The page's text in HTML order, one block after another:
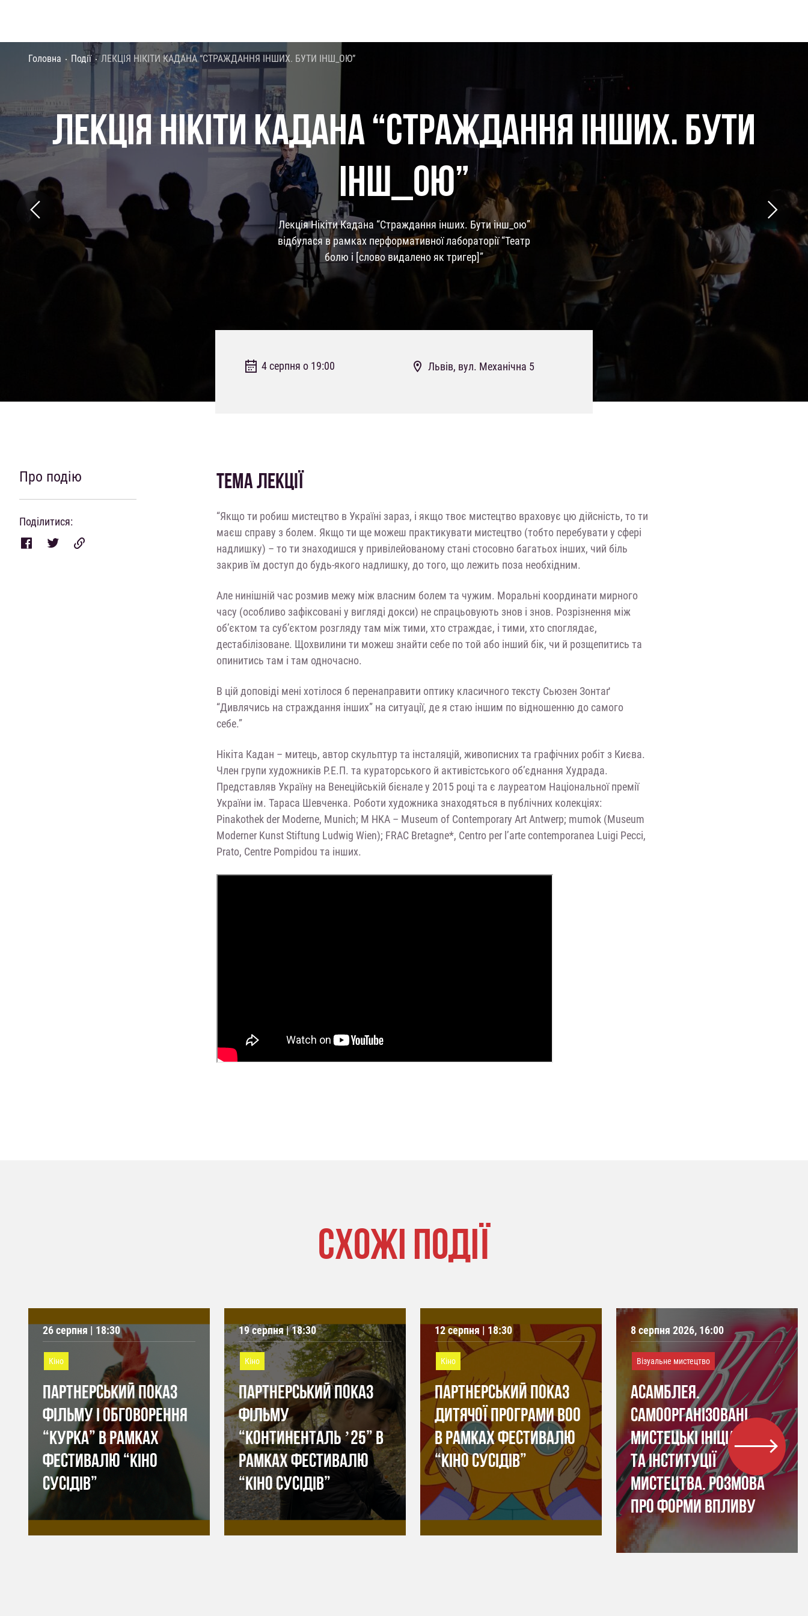
Головна Події ЛЕКЦІЯ НІКІТИ КАДАНА “СТРАЖДАННЯ ІНШИХ. БУТИ ІНШ_ОЮ”
ЛЕКЦІЯ НІКІТИ КАДАНА “СТРАЖДАННЯ ІНШИХ. БУТИ
ІНШ_ОЮ”
Лекція Нікіти Кадана “Страждання інших. Бути інш_ою”
відбулася в рамках перформативної лабораторії “Театр
болю і [слово видалено як тригер]”
4 серпня о 19:00 Львів, вул. Механічна 5
Про подію
Поділитися:
ТЕМА ЛЕКЦІЇ
“Якщо ти робиш мистецтво в Україні зараз, і якщо твоє мистецтво враховує цю дійсність, то ти
маєш справу з болем. Якщо ти ще можеш практикувати мистецтво (тобто перебувати у сфері
надлишку) – то ти знаходишся у привілейованому стані стосовно багатьох інших, чий біль
закрив їм доступ до будь-якого надлишку, до того, що лежить поза необхідним.
Але нинішній час розмив межу між власним болем та чужим. Моральні координати мирного
часу (особливо зафіксовані у вигляді докси) не спрацьовують знов і знов. Розрізнення між
об’єктом та суб’єктом розгляду там між тими, хто страждає, і тими, хто споглядає,
дестабілізоване. Щохвилини ти можеш знайти себе по той або інший бік, чи й розщепитись та
опинитись там і там одночасно.
В цій доповіді мені хотілося б перенаправити оптику класичного тексту Сьюзен Зонтаґ
“Дивлячись на страждання інших” на ситуації, де я стаю іншим по відношенню до самого
себе.”
Нікіта Кадан – митець, автор скульптур та інсталяцій, живописних та графічних робіт з Києва.
Член групи художників Р.Е.П. та кураторського й активістського об’єднання Худрада.
Представляв Україну на Венеційській бієнале у 2015 році та є лауреатом Національної премії
України ім. Тараса Шевченка. Роботи художника знаходяться в публічних колекціях:
Pinakothek der Moderne, Munich; M HKA – Museum of Contemporary Art Antwerp; mumok (Museum
Moderner Kunst Stiftung Ludwig Wien); FRAC Bretagne*, Centro per l’arte contemporanea Luigi Pecci,
Prato, Centre Pompidou та інших.
СХОЖІ ПОДІЇ
26 серпня | 18:30
Кіно
ПАРТНЕРСЬКИЙ ПОКАЗ
ФІЛЬМУ І ОБГОВОРЕННЯ
“КУРКА” В РАМКАХ
ФЕСТИВАЛЮ “КІНО
СУСІДІВ”
19 серпня | 18:30
Кіно
ПАРТНЕРСЬКИЙ ПОКАЗ
ФІЛЬМУ
“КОНТИНЕНТАЛЬ ʼ25” В
РАМКАХ ФЕСТИВАЛЮ
“КІНО СУСІДІВ”
12 серпня | 18:30
Кіно
ПАРТНЕРСЬКИЙ ПОКАЗ
ДИТЯЧОЇ ПРОГРАМИ BOO
В РАМКАХ ФЕСТИВАЛЮ
“КІНО СУСІДІВ”
8 серпня 2026, 16:00
Візуальне мистецтво
АСАМБЛЕЯ.
САМООРГАНІЗОВАНІ
МИСТЕЦЬКІ ІНІЦІАТИВИ
ТА ІНСТИТУЦІЇ
МИСТЕЦТВА. РОЗМОВА
ПРО ФОРМИ ВПЛИВУ